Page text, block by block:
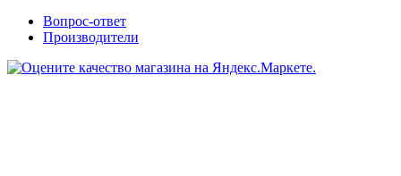
Вопрос-ответ
Производители